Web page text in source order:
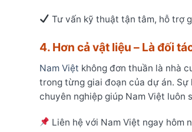
Tư vấn kỹ thuật tận tâm, hỗ trợ
4. Hơn cả vật liệu – Là đối
Nam Việt không đơn thuần là nhà
trong từng giai đoạn của dự án. Sự
chuyên nghiệp giúp Nam Việt luôn
Liên hệ với Nam Việt ngay hôm